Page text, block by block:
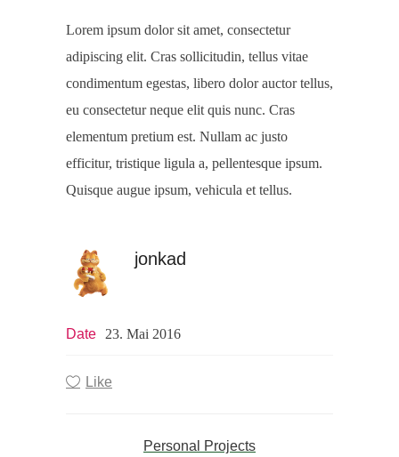
Lorem ipsum dolor sit amet, consectetur
adipiscing elit. Cras sollicitudin, tellus vitae
condimentum egestas, libero dolor auctor tellus,
eu consectetur neque elit quis nunc. Cras
elementum pretium est. Nullam ac justo
efficitur, tristique ligula a, pellentesque ipsum.
Quisque augue ipsum, vehicula et tellus.
jonkad
Date 23. Mai 2016
Like
Personal Projects